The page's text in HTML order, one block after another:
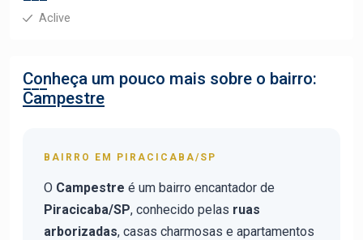
Aclive
Conheça um pouco mais sobre o bairro:
Campestre
BAIRRO EM PIRACICABA/SP
O Campestre é um bairro encantador de
Piracicaba/SP, conhecido pelas ruas
arborizadas, casas charmosas e apartamentos